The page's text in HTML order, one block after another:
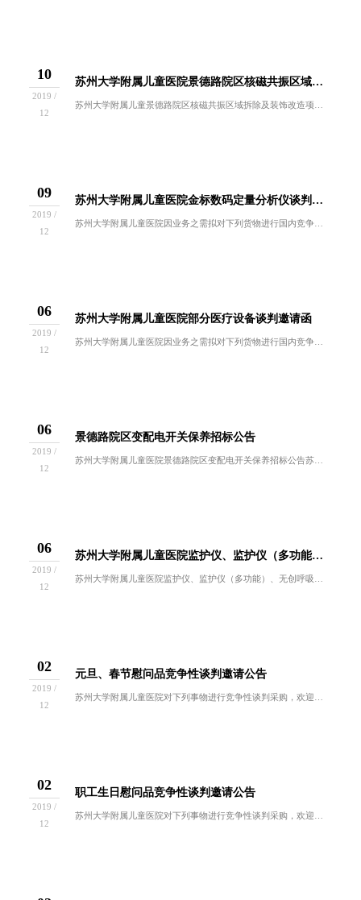
10
2019 /
12
苏州大学附属儿童医院景德路院区核磁共振区域拆除及装饰改造项目邀请招标公告
苏州大学附属儿童景德路院区核磁共振区域拆除及装饰改造项目，我院拟院内邀请招标。现在就有关事项函告如下：一、项目概况项目名称：苏州大学附属儿童...
09
2019 /
12
苏州大学附属儿童医院金标数码定量分析仪谈判邀请函
苏州大学附属儿童医院因业务之需拟对下列货物进行国内竞争性谈判采购。欢迎符合谈判资格要求的供应商前来报名参与。一、采购内容：招标编号名称数量使...
06
2019 /
12
苏州大学附属儿童医院部分医疗设备谈判邀请函
苏州大学附属儿童医院因业务之需拟对下列货物进行国内竞争性谈判采购。欢迎符合谈判资格要求的供应商前来报名参与。一、采购内容：招标编号名称数量使...
06
2019 /
12
景德路院区变配电开关保养招标公告
苏州大学附属儿童医院景德路院区变配电开关保养招标公告苏州大学附属儿童医院因后勤保障服务需求，拟对景德路院区变配电开关保养开展招标工作，欢迎符...
06
2019 /
12
苏州大学附属儿童医院监护仪、监护仪（多功能）、无创呼吸机、无创呼吸机（高频）、牙科激光治疗仪、医院数据中心和集成平台项目监理服务项目谈判结果公示
苏州大学附属儿童医院监护仪、监护仪（多功能）、无创呼吸机、无创呼吸机（高频）、牙科激光治疗仪、医院数据中心和集成平台项目监理服务项目谈判于2...
02
2019 /
12
元旦、春节慰问品竞争性谈判邀请公告
苏州大学附属儿童医院对下列事物进行竞争性谈判采购，欢迎符合条件的供应商（生产商）前来参与谈判。现将有关事项通知如下：一、 采购项目：采购编号...
02
2019 /
12
职工生日慰问品竞争性谈判邀请公告
苏州大学附属儿童医院对下列事物进行竞争性谈判采购，欢迎符合条件的供应商（生产商）前来参与谈判。现将有关事项通知如下：一、 采购项目：采购编号...